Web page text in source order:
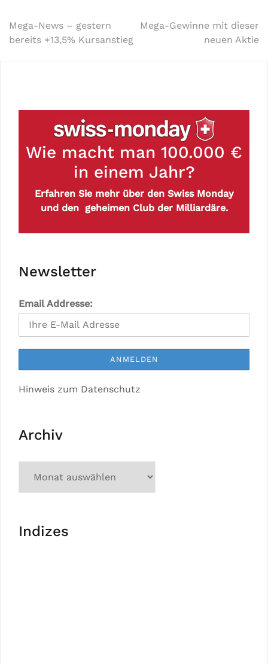
Mega-News – gestern
bereits +13,5% Kursanstieg
Mega-Gewinne mit dieser
neuen Aktie
Wie macht man 100.000 €
in einem Jahr?
Erfahren Sie mehr über den Swiss Monday
und den geheimen Club der Milliardäre.
Newsletter
Email Addresse:
Hinweis zum Datenschutz
Archiv
Indizes